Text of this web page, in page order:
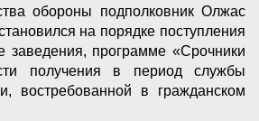
обороны подполковник Олжас
на порядке поступления
заведения, программе «Срочники
получения в период службы
востребованной в гражданском